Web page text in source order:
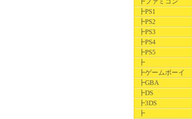
┣PS1
┣PS2
┣PS3
┣PS4
┣PS5
┣
┣ゲームボーイ
┣GBA
┣DS
┣3DS
┣